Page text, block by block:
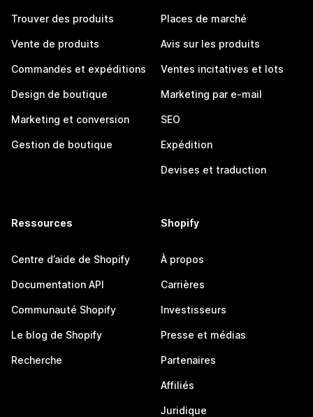
Trouver des produits
Vente de produits
Commandes et expéditions
Design de boutique
Marketing et conversion
Gestion de boutique
Places de marché
Avis sur les produits
Ventes incitatives et lots
Marketing par e-mail
SEO
Expédition
Devises et traduction
Ressources
Centre d’aide de Shopify
Documentation API
Communauté Shopify
Le blog de Shopify
Recherche
Shopify
À propos
Carrières
Investisseurs
Presse et médias
Partenaires
Affiliés
Juridique